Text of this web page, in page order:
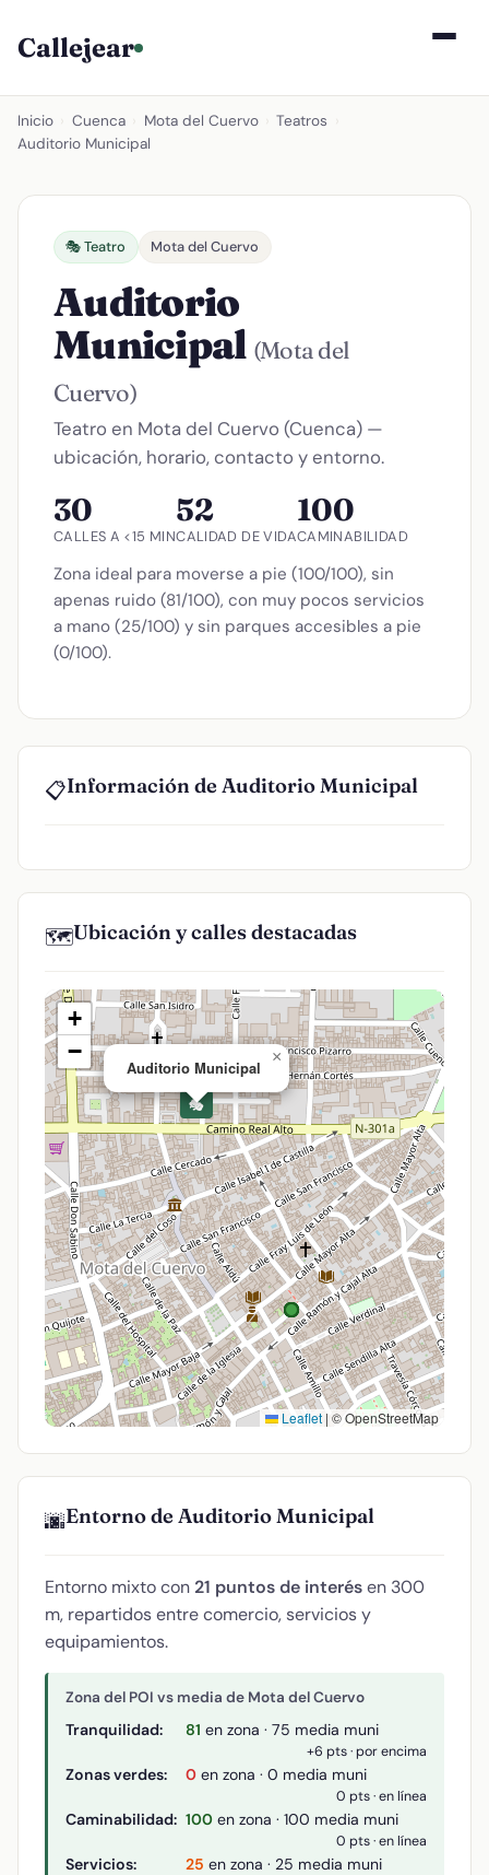
Callejear
Inicio Cuenca Mota del Cuervo Teatros
Auditorio Municipal
🎭 Teatro Mota del Cuervo
Auditorio
Municipal (Mota del
Cuervo)
Teatro en Mota del Cuervo (Cuenca) —
ubicación, horario, contacto y entorno.
30
CALLES A <15 MIN
52
CALIDAD DE VIDA
100
CAMINABILIDAD
Zona ideal para moverse a pie (100/100), sin
apenas ruido (81/100), con muy pocos servicios
a mano (25/100) y sin parques accesibles a pie
(0/100).
📋Información de Auditorio Municipal
🗺️Ubicación y calles destacadas
🎭
Auditorio Municipal
×
+
−
Leaflet | © OpenStreetMap
🌆Entorno de Auditorio Municipal
Entorno mixto con 21 puntos de interésen 300
m, repartidos entre comercio, servicios y
equipamientos.
Zona del POI vs media de Mota del Cuervo
Tranquilidad: 81 en zona · 75 media muni
+6 pts · por encima
Zonas verdes: 0 en zona · 0 media muni
0 pts · en línea
Caminabilidad: 100 en zona · 100 media muni
0 pts · en línea
Servicios: 25 en zona · 25 media muni